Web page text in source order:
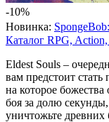
-10%
Новинка:
Каталог RPG,
Eldest Souls –
вам предстоит
на которое
боя за долю
уничтожьте древних